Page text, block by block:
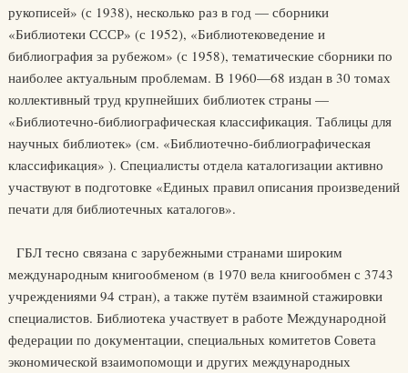
рукописей» (с 1938), несколько раз в год — сборники
«Библиотеки СССР» (с 1952), «Библиотековедение и
библиография за рубежом» (с 1958), тематические сборники по
наиболее актуальным проблемам. В 1960—68 издан в 30 томах
коллективный труд крупнейших библиотек страны —
«Библиотечно-библиографическая классификация. Таблицы для
научных библиотек» (см. «Библиотечно-библиографическая
классификация» ). Специалисты отдела каталогизации активно
участвуют в подготовке «Единых правил описания произведений
печати для библиотечных каталогов».
ГБЛ тесно связана с зарубежными странами широким
международным книгообменом (в 1970 вела книгообмен с 3743
учреждениями 94 стран), а также путём взаимной стажировки
специалистов. Библиотека участвует в работе Международной
федерации по документации, специальных комитетов Совета
экономической взаимопомощи и других международных